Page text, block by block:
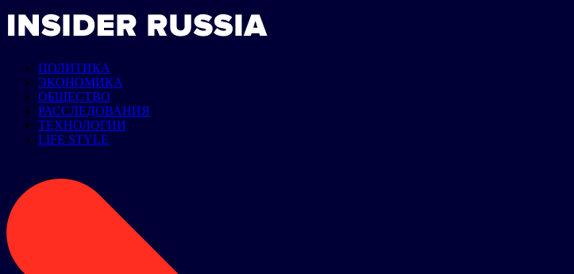
ПОЛИТИКА
ЭКОНОМИКА
ОБЩЕСТВО
РАССЛЕДОВАНИЯ
ТЕХНОЛОГИИ
LIFE STYLE